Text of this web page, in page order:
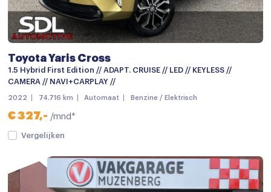
Centrale deurvergrendeling
Centrale deurvergrendeling met afstandsbediening
Elektronische remkrachtverdeling
Grootlichtassistent
Keyless entry
keyless entry
LED achterlichten
Toyota Yaris Cross
1.5 Hybrid First Edition // ADAPT. CRUISE // LED // KEYLESS //
CAMERA // NAVI+CARPLAY //
2022 74.716 km Automaat Benzine / Elektrisch
€ 327,- /mnd*
Vergelijken